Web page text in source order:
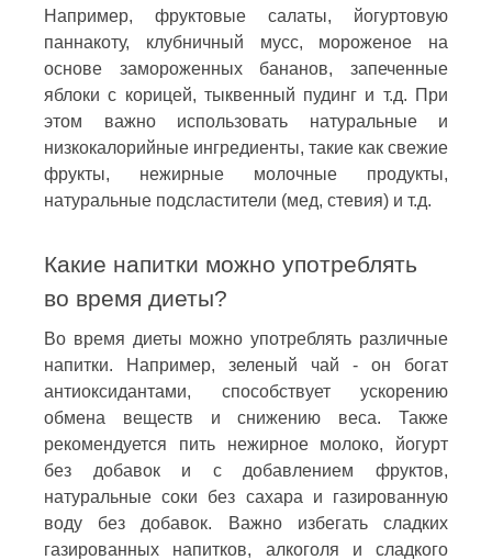
Например, фруктовые салаты, йогуртовую
паннакоту, клубничный мусс, мороженое на
основе замороженных бананов, запеченные
яблоки с корицей, тыквенный пудинг и т.д. При
этом важно использовать натуральные и
низкокалорийные ингредиенты, такие как свежие
фрукты, нежирные молочные продукты,
натуральные подсластители (мед, стевия) и т.д.
Какие напитки можно употреблять
во время диеты?
Во время диеты можно употреблять различные
напитки. Например, зеленый чай - он богат
антиоксидантами, способствует ускорению
обмена веществ и снижению веса. Также
рекомендуется пить нежирное молоко, йогурт
без добавок и с добавлением фруктов,
натуральные соки без сахара и газированную
воду без добавок. Важно избегать сладких
газированных напитков, алкоголя и сладкого